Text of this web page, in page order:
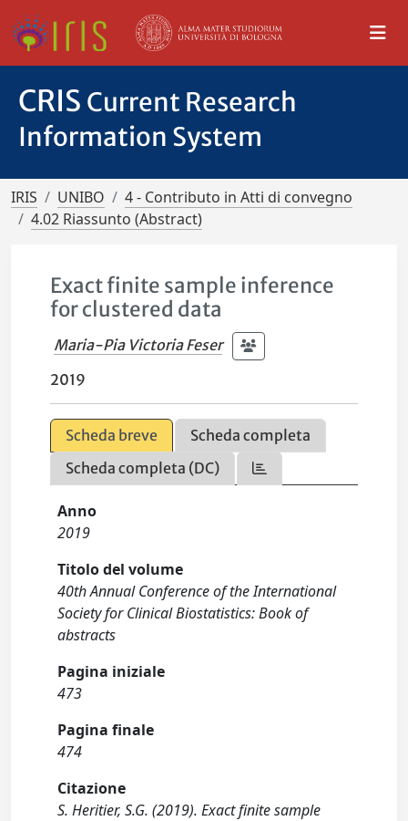
CRIS Current Research
Information System
IRIS UNIBO
4 - Contributo in Atti di convegno
4.02 Riassunto (Abstract)
Exact finite sample inference
for clustered data
Maria-Pia Victoria Feser
2019
Scheda breve
Scheda completa
Scheda completa (DC)
Anno
2019
Titolo del volume
40th Annual Conference of the International
Society for Clinical Biostatistics: Book of
abstracts
Pagina iniziale
473
Pagina finale
474
Citazione
S. Heritier, S.G. (2019). Exact finite sample